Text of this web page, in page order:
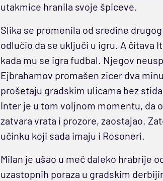
utakmice hranila svoje špiceve.
Slika se promenila od sredine
odlučio da se uključi u igru. A čitava
kada mu se igra fudbal. Njegov
Ejbrahamov promašen zicer dva
prošetaju gradskim ulicama bez
Inter je u tom voljnom momentu, da
zatvara vrata i prozore, zaostajao.
učinku koji sada imaju i Rosoneri.
Milan je ušao u meč daleko hrabrije
uzastopnih poraza u gradskim